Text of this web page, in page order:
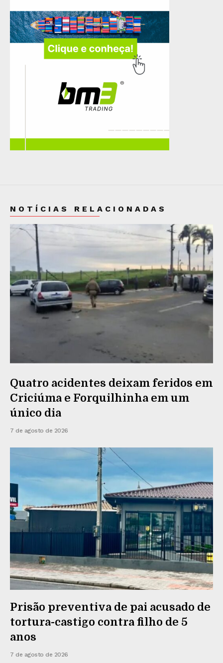
NOTÍCIAS RELACIONADAS
Quatro acidentes deixam feridos em
Criciúma e Forquilhinha em um
único dia
7 de agosto de 2026
Prisão preventiva de pai acusado de
tortura-castigo contra filho de 5
anos
7 de agosto de 2026